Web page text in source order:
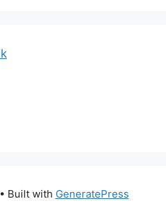
Built with GeneratePress